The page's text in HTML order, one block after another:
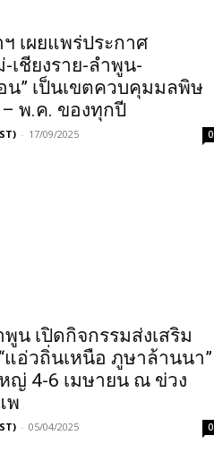
เผยแพร่ประกาศ
-เชียงราย-ลำพูน-
น” เป็นเขตควบคุมมลพิษ
พ.ค. ของทุกปี
- 17/09/2025 0
น เปิดกิจกรรมส่งเสริม
แอ่วถิ่นเหนือ ภูษาล้านนา”
ญ่ 4-6 เมษายน ณ ข่วง
พ
- 05/04/2025 0